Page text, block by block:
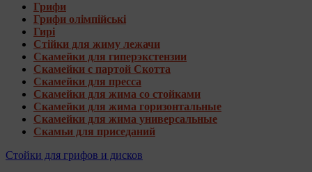
Грифи
Грифи олімпійські
Гирі
Стійки для жиму лежачи
Скамейки для гиперэкстензии
Скамейки с партой Скотта
Скамейки для пресса
Скамейки для жима со стойками
Скамейки для жима горизонтальные
Скамейки для жима универсальные
Скамьи для приседаний
Стойки для грифов и дисков